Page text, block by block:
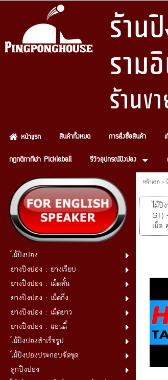
ร้าน
ราม
ร้านข
หน้าแรก สินค้าทั้งหมด การสั่งซื้อสินค้า
กฏกติกากีฬา Pickleball รีวิวอุปกรณ์ปิงปอง
ไม้ปิงปอง
ยางปิงปอง : ยางเรียบ
ยางปิงปอง : เม็ดสั้น
ยางปิงปอง : เม็ดกึ่ง
ยางปิงปอง : เม็ดยาว
ยางปิงปอง : แอนตี้
ไม้ปิงปองสำเร็จรูป
ไม้ปิงปองประกอบจัดชุด
ลูกปิงปอง
หน้าแรก>
ไม้ปิ
ST)
เม็ด